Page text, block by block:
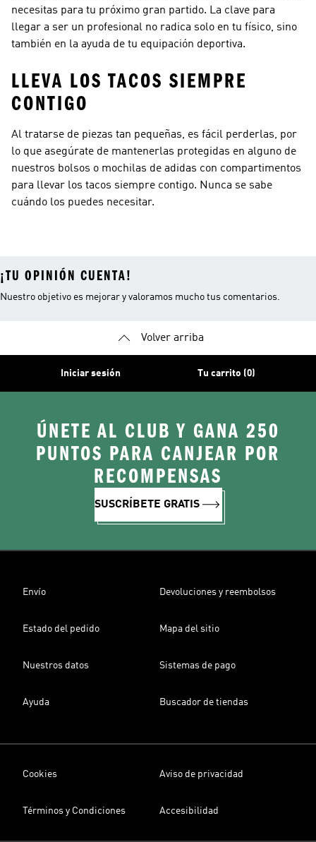
necesitas para tu próximo gran partido. La clave para
llegar a ser un profesional no radica solo en tu físico, sino
también en la ayuda de tu equipación deportiva.
LLEVA LOS TACOS SIEMPRE
CONTIGO
Al tratarse de piezas tan pequeñas, es fácil perderlas, por
lo que asegúrate de mantenerlas protegidas en alguno de
nuestros bolsos o mochilas de adidas con compartimentos
para llevar los tacos siempre contigo. Nunca se sabe
cuándo los puedes necesitar.
¡TU OPINIÓN CUENTA!
Nuestro objetivo es mejorar y valoramos mucho tus comentarios.
Volver arriba
Iniciar sesión Tu carrito (0)
ÚNETE AL CLUB Y GANA 250
PUNTOS PARA CANJEAR POR
RECOMPENSAS
SUSCRÍBETE GRATIS
Envío Devoluciones y reembolsos
Estado del pedido Mapa del sitio
Nuestros datos Sistemas de pago
Ayuda Buscador de tiendas
Cookies Aviso de privacidad
Términos y Condiciones Accesibilidad